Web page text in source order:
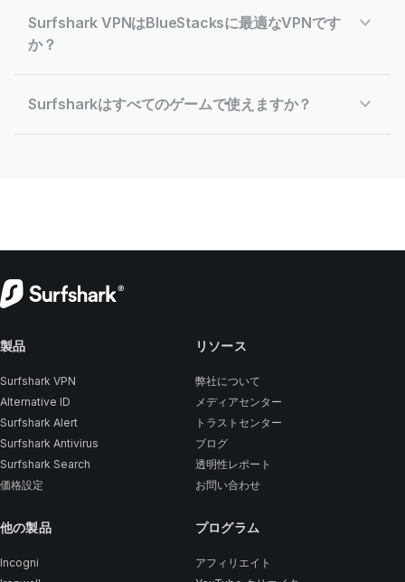
Surfshark VPNはBlueStacksに最適なVPNです
か？
Surfsharkはすべてのゲームで使えますか？
製品
Surfshark VPN
Alternative ID
Surfshark Alert
Surfshark Antivirus
Surfshark Search
価格設定
他の製品
Incogni
リソース
弊社について
メディアセンター
トラストセンター
ブログ
透明性レポート
お問い合わせ
プログラム
アフィリエイト